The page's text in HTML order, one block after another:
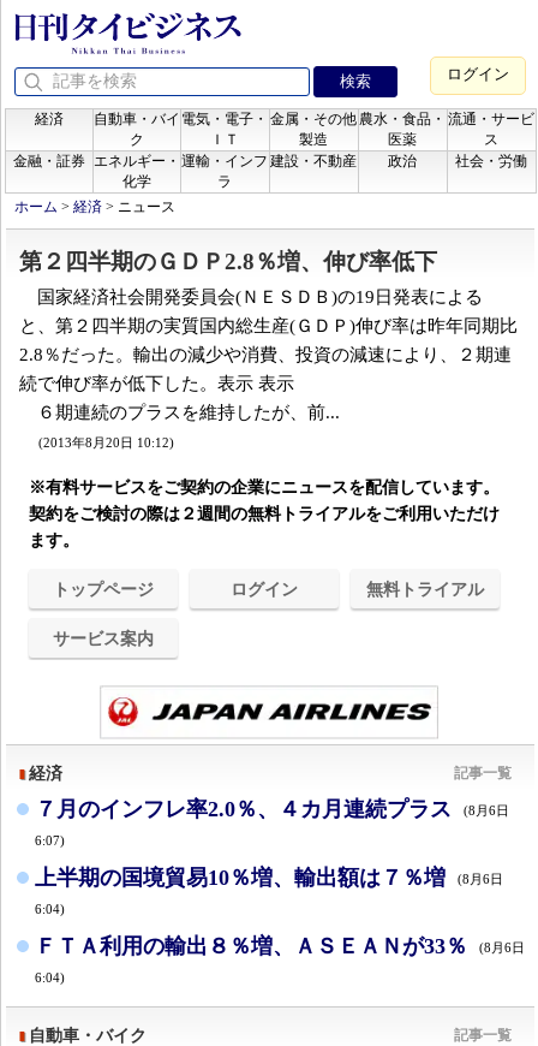
ログイン
経済
自動車・バイ
ク
電気・電子・
ＩＴ
金属・その他
製造
農水・食品・
医薬
流通・サービ
ス
金融・証券
エネルギー・
化学
運輸・インフ
ラ
建設・不動産 政治 社会・労働
ホーム > 経済 > ニュース
第２四半期のＧＤＰ2.8％増、伸び率低下
国家経済社会開発委員会(ＮＥＳＤＢ)の19日発表による
と、第２四半期の実質国内総生産(ＧＤＰ)伸び率は昨年同期比
2.8％だった。輸出の減少や消費、投資の減速により、２期連
続で伸び率が低下した。表示 表示
６期連続のプラスを維持したが、前...
(2013年8月20日 10:12)
※有料サービスをご契約の企業にニュースを配信しています。
契約をご検討の際は２週間の無料トライアルをご利用いただけ
ます。
トップページ ログイン 無料トライアル
サービス案内
経済 記事一覧
７月のインフレ率2.0％、４カ月連続プラス (8月6日
6:07)
上半期の国境貿易10％増、輸出額は７％増 (8月6日
6:04)
ＦＴＡ利用の輸出８％増、ＡＳＥＡＮが33％ (8月6日
6:04)
自動車・バイク 記事一覧